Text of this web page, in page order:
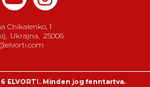
Chikalenko, 1
, Ukrajna, 25006
ELVORTI. Minden jog fenntartva.